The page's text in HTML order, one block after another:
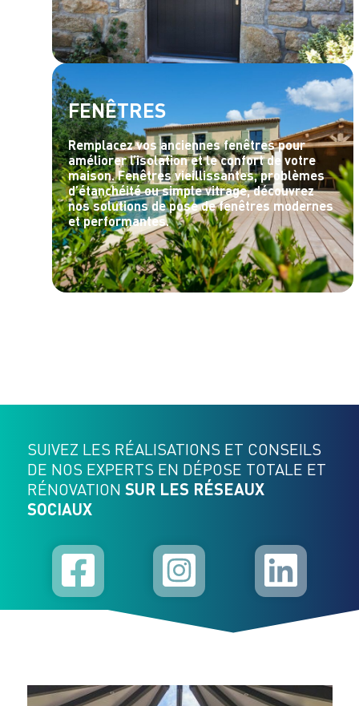
FENÊTRES
Remplacez vos anciennes fenêtres pour
améliorer l’isolation et le confort de votre
maison. Fenêtres vieillissantes, problèmes
d’étanchéité ou simple vitrage, découvrez
nos solutions de pose de fenêtres modernes
et performantes.
SUIVEZ LES RÉALISATIONS ET CONSEILS
DE NOS EXPERTS EN DÉPOSE TOTALE ET
RÉNOVATION SUR LES RÉSEAUX
SOCIAUX